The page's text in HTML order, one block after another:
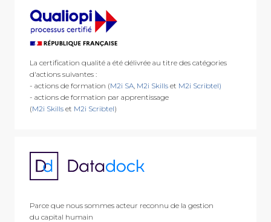
La certification qualité a été délivrée au titre des catégories
d'actions suivantes :
- actions de formation (M2i SA, M2i Skillset M2i Scribtel)
- actions de formation par apprentissage
(M2i Skillset M2i Scribtel)
Parce que nous sommes acteur reconnu de la gestion
du capital humain